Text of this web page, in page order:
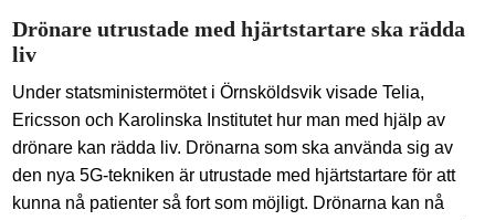
Drönare utrustade med hjärtstartare ska rädda
liv
Under statsministermötet i Örnsköldsvik visade Telia,
Ericsson och Karolinska Institutet hur man med hjälp av
drönare kan rädda liv. Drönarna som ska använda sig av
den nya 5G-tekniken är utrustade med hjärtstartare för att
kunna nå patienter så fort som möjligt. Drönarna kan nå